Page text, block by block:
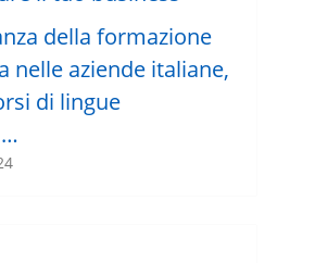
della formazione
nelle aziende italiane,
di lingue